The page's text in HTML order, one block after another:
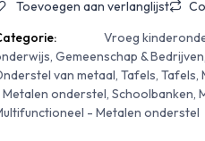
Toevoegen aan verlanglijst
Vroeg
Gemeenschap &
van metaal, Tafels,
onderstel, Schoolbanken,
- Metalen onderstel